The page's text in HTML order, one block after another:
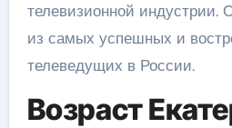
телевизионной индустрии.
из самых успешных и
телеведущих в России.
Возраст